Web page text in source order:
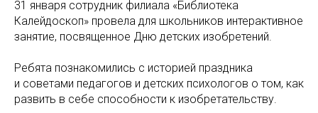
31 января сотрудник филиала «Библиотека
Калейдоскоп» провела для школьников интерактивное
занятие, посвященное Дню детских изобретений.
Ребята познакомились с историей праздника
и советами педагогов и детских психологов о том, как
развить в себе способности к изобретательству.